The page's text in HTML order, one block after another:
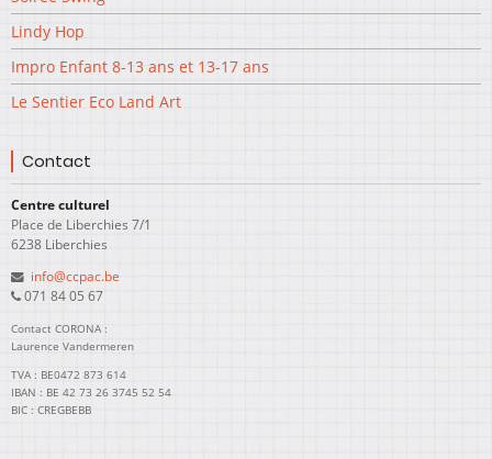
Lindy Hop
Impro Enfant 8-13 ans et 13-17 ans
Le Sentier Eco Land Art
Contact
Centre culturel
Place de Liberchies 7/1
6238 Liberchies
info@ccpac.be
071 84 05 67
Contact CORONA :
Laurence Vandermeren
TVA : BE0472 873 614
IBAN : BE 42 73 26 3745 52 54
BIC : CREGBEBB